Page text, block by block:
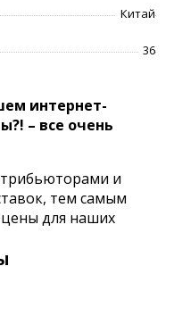
Китай
36
интернет-
– все очень
и
тем самым
для наших